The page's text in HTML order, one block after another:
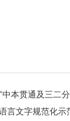
中本贯通及三二
言文字规范化